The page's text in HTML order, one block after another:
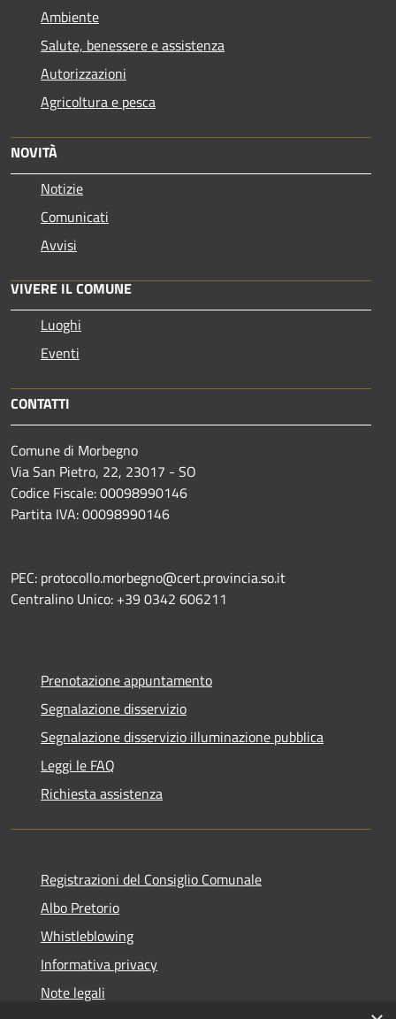
Ambiente
Salute, benessere e assistenza
Autorizzazioni
Agricoltura e pesca
NOVITÀ
Notizie
Comunicati
Avvisi
VIVERE IL COMUNE
Luoghi
Eventi
CONTATTI
Comune di Morbegno
Via San Pietro, 22, 23017 - SO
Codice Fiscale: 00098990146
Partita IVA: 00098990146
PEC: protocollo.morbegno@cert.provincia.so.it
Centralino Unico: +39 0342 606211
Prenotazione appuntamento
Segnalazione disservizio
Segnalazione disservizio illuminazione pubblica
Leggi le FAQ
Richiesta assistenza
Registrazioni del Consiglio Comunale
Albo Pretorio
Whistleblowing
Informativa privacy
Note legali